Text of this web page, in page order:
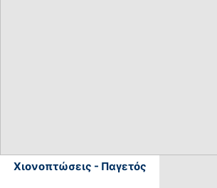
Χιονοπτώσεις - Παγετός